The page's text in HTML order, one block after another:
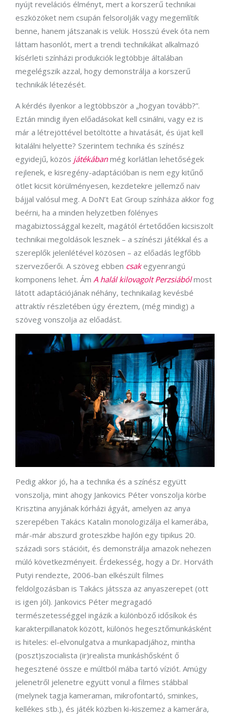
nyújt revelációs élményt, mert a korszerű technikai
eszközöket nem csupán felsorolják vagy megemlítik
benne, hanem játszanak is velük. Hosszú évek óta nem
láttam hasonlót, mert a trendi technikákat alkalmazó
kísérleti színházi produkciók legtöbbje általában
megelégszik azzal, hogy demonstrálja a korszerű
technikák létezését.
A kérdés ilyenkor a legtöbbször a „hogyan tovább?”.
Eztán mindig ilyen előadásokat kell csinálni, vagy ez is
már a létrejöttével betöltötte a hivatását, és újat kell
kitalálni helyette? Szerintem technika és színész
egyidejű, közös játékábanmég korlátlan lehetőségek
rejlenek, e kisregény-adaptációban is nem egy kitűnő
ötlet kicsit körülményesen, kezdetekre jellemző naiv
bájjal valósul meg. A DoN’t Eat Group színháza akkor fog
beérni, ha a minden helyzetben fölényes
magabiztossággal kezelt, magától értetődően kicsiszolt
technikai megoldások lesznek – a színészi játékkal és a
szereplők jelenlétével közösen – az előadás legfőbb
szervezőerői. A szöveg ebben csakegyenrangú
komponens lehet. Ám A halál kilovagolt Perzsiábólmost
látott adaptációjának néhány, technikailag kevésbé
attraktív részletében úgy éreztem, (még mindig) a
szöveg vonszolja az előadást.
Pedig akkor jó, ha a technika és a színész együtt
vonszolja, mint ahogy Jankovics Péter vonszolja körbe
Krisztina anyjának kórházi ágyát, amelyen az anya
szerepében Takács Katalin monologizálja el kamerába,
már-már abszurd groteszkbe hajlón egy tipikus 20.
századi sors stációit, és demonstrálja amazok nehezen
múló következményeit. Érdekesség, hogy a Dr. Horváth
Putyi rendezte, 2006-ban elkészült filmes
feldolgozásban is Takács játssza az anyaszerepet (ott
is igen jól). Jankovics Péter megragadó
természetességgel ingázik a különböző idősíkok és
karakterpillanatok között, különös hegesztőmunkásként
is hiteles: el-elvonulgatva a munkapadjához, mintha
(poszt)szocialista (ir)realista munkáshősként ő
hegesztené össze e múltból mába tartó víziót. Amúgy
jelenetről jelenetre együtt vonul a filmes stábbal
(melynek tagja kameraman, mikrofontartó, sminkes,
kellékes stb.), és játék közben ki-kiszemez a kamerára,